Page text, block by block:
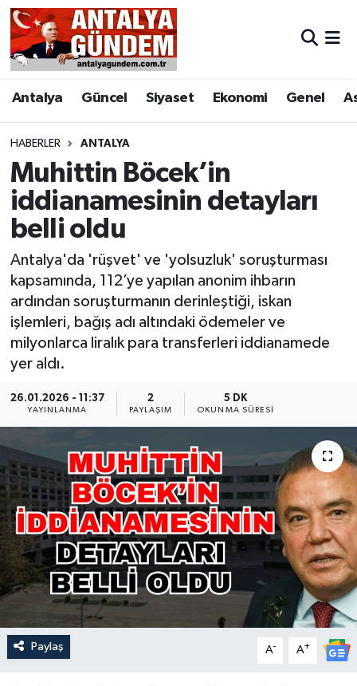
Antalya Güncel Siyaset Ekonomi Genel
HABERLER ANTALYA
Muhittin Böcek’in
iddianamesinin detayları
belli oldu
Antalya'da 'rüşvet' ve 'yolsuzluk' soruşturması
kapsamında, 112’ye yapılan anonim ihbarın
ardından soruşturmanın derinleştiği, iskan
işlemleri, bağış adı altındaki ödemeler ve
milyonlarca liralık para transferleri iddianamede
yer aldı.
26.01.2026 - 11:37
YAYINLANMA
2
PAYLAŞIM
5 DK
OKUNMA SÜRESI
Paylaş A- A+
Antalya
Asayiş
Bilim & Teknoloji
Bölge
EĞİTİM
Ekonomi
Genel
Görüntülü Haber
Kültür & Sanat
Magazin
Resmi İlan
Sağlık & Yaşam
Siyaset
Spor
Antalya Nöbetçi Eczaneler
Antalya Hava Durumu
Antalya Namaz Vakitleri
Antalya Trafik Yoğunluk Haritası
Süper Lig Puan Durumu ve Fikstür
Tüm Manşetler
Son Dakika Haberleri
Haber Arşivi